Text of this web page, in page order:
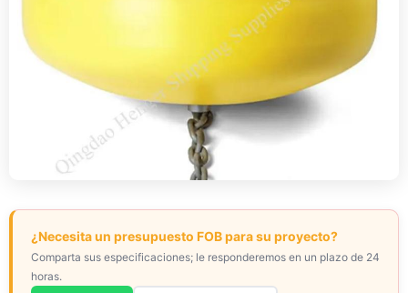
¿Necesita un presupuesto FOB para su proyecto?
Comparta sus especificaciones; le responderemos en un plazo de 24
horas.